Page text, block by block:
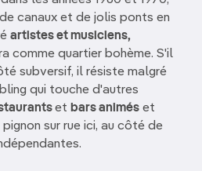
canaux et de jolis ponts en
artistes et musiciens,
comme quartier bohème. S'il
subversif, il résiste malgré
qui touche d'autres
et bars animés et
sur rue ici, au côté de